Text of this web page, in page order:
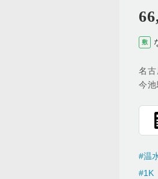
敷
名
今
#温
#1K